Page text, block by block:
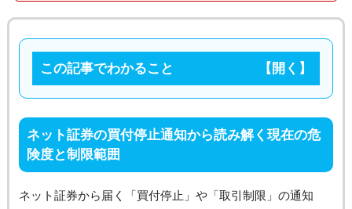
この記事でわかること
ネット証券の買付停止通知から読み解く現在の危
険度と制限範囲
ネット証券から届く「買付停止」や「取引制限」の通知